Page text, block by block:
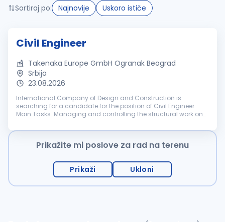
Sortiraj po: Najnovije Uskoro ističe
Civil Engineer
Takenaka Europe GmbH Ogranak Beograd
Srbija
23.08.2026
International Company of Design and Construction is
searching for a candidate for the position of Civil Engineer
Main Tasks: Managing and controlling the structural work on
standards Managing and...
Prikažite mi poslove za rad na terenu
Prikaži Ukloni